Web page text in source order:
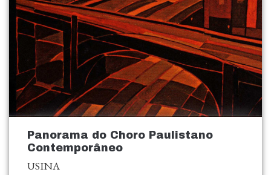
Panorama do Choro Paulistano
Contemporâneo
USINA